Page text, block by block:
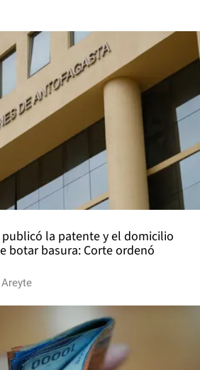
la patente y el domicilio
botar basura: Corte ordenó